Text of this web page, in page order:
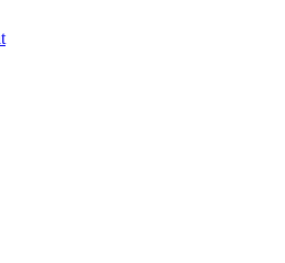
Nakliyat